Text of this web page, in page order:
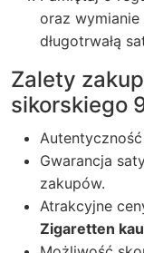
oraz
długotrwałą
Zalety
sikorskiego
Gwarancja
zakupów.
Atrakcyjne
Zigaretten